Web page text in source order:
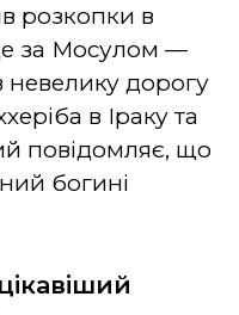
розкопки в
за Мосулом —
невелику дорогу
в Іраку та
повідомляє, що
богині